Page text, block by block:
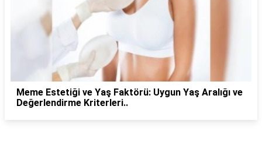
Meme Estetiği ve Yaş Faktörü: Uygun Yaş Aralığı ve
Değerlendirme Kriterleri..